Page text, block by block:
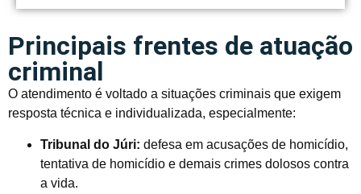
Principais frentes de atuação
criminal
O atendimento é voltado a situações criminais que exigem
resposta técnica e individualizada, especialmente:
Tribunal do Júri: defesa em acusações de homicídio,
tentativa de homicídio e demais crimes dolosos contra
a vida.